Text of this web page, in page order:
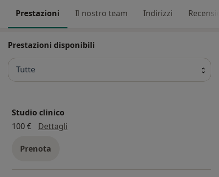
Prestazioni Il nostro team Indirizzi
Prestazioni disponibili
Tutte
Studio clinico
100 €
Dettagli
Prenota